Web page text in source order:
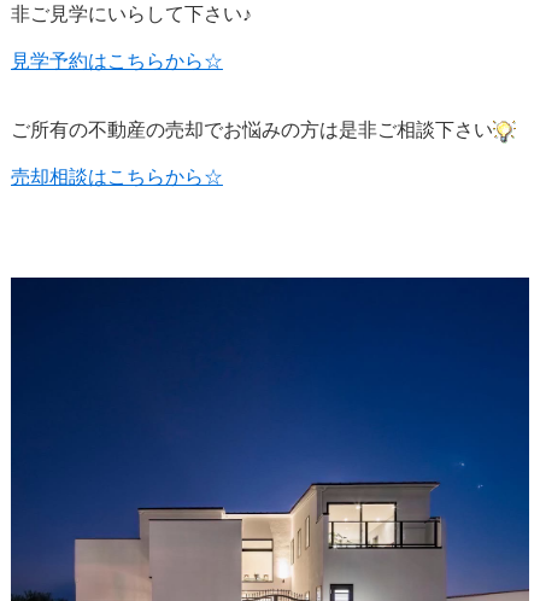
非ご見学にいらして下さい♪
見学予約はこちらから☆
ご所有の不動産の売却でお悩みの方は是非ご相談下さい
売却相談はこちらから☆